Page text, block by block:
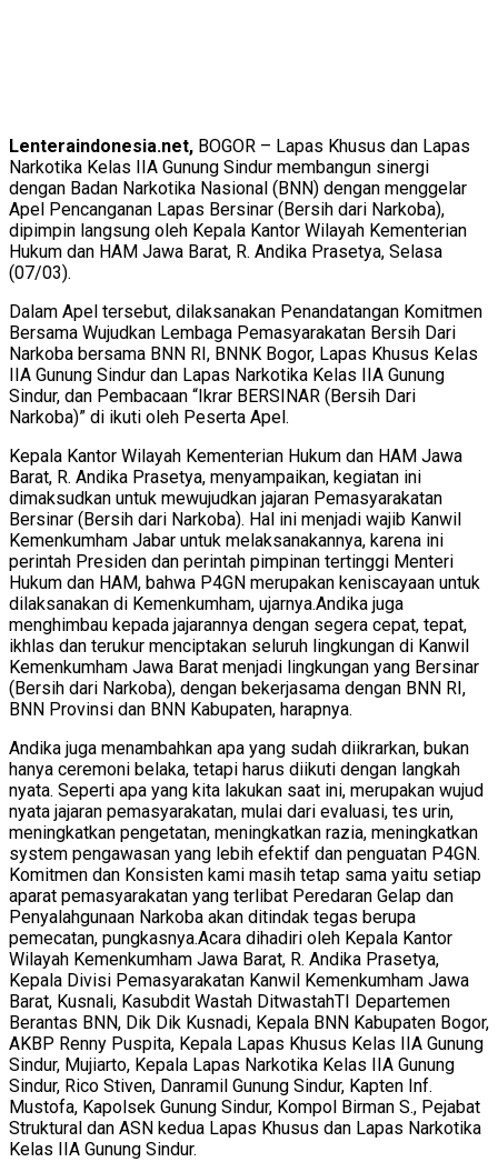
Lenteraindonesia.net, BOGOR – Lapas Khusus dan Lapas
Narkotika Kelas IIA Gunung Sindur membangun sinergi
dengan Badan Narkotika Nasional (BNN) dengan menggelar
Apel Pencanganan Lapas Bersinar (Bersih dari Narkoba),
dipimpin langsung oleh Kepala Kantor Wilayah Kementerian
Hukum dan HAM Jawa Barat, R. Andika Prasetya, Selasa
(07/03).
Dalam Apel tersebut, dilaksanakan Penandatangan Komitmen
Bersama Wujudkan Lembaga Pemasyarakatan Bersih Dari
Narkoba bersama BNN RI, BNNK Bogor, Lapas Khusus Kelas
IIA Gunung Sindur dan Lapas Narkotika Kelas IIA Gunung
Sindur, dan Pembacaan “Ikrar BERSINAR (Bersih Dari
Narkoba)” di ikuti oleh Peserta Apel.
Kepala Kantor Wilayah Kementerian Hukum dan HAM Jawa
Barat, R. Andika Prasetya, menyampaikan, kegiatan ini
dimaksudkan untuk mewujudkan jajaran Pemasyarakatan
Bersinar (Bersih dari Narkoba). Hal ini menjadi wajib Kanwil
Kemenkumham Jabar untuk melaksanakannya, karena ini
perintah Presiden dan perintah pimpinan tertinggi Menteri
Hukum dan HAM, bahwa P4GN merupakan keniscayaan untuk
dilaksanakan di Kemenkumham, ujarnya.Andika juga
menghimbau kepada jajarannya dengan segera cepat, tepat,
ikhlas dan terukur menciptakan seluruh lingkungan di Kanwil
Kemenkumham Jawa Barat menjadi lingkungan yang Bersinar
(Bersih dari Narkoba), dengan bekerjasama dengan BNN RI,
BNN Provinsi dan BNN Kabupaten, harapnya.
Andika juga menambahkan apa yang sudah diikrarkan, bukan
hanya ceremoni belaka, tetapi harus diikuti dengan langkah
nyata. Seperti apa yang kita lakukan saat ini, merupakan wujud
nyata jajaran pemasyarakatan, mulai dari evaluasi, tes urin,
meningkatkan pengetatan, meningkatkan razia, meningkatkan
system pengawasan yang lebih efektif dan penguatan P4GN.
Komitmen dan Konsisten kami masih tetap sama yaitu setiap
aparat pemasyarakatan yang terlibat Peredaran Gelap dan
Penyalahgunaan Narkoba akan ditindak tegas berupa
pemecatan, pungkasnya.Acara dihadiri oleh Kepala Kantor
Wilayah Kemenkumham Jawa Barat, R. Andika Prasetya,
Kepala Divisi Pemasyarakatan Kanwil Kemenkumham Jawa
Barat, Kusnali, Kasubdit Wastah DitwastahTI Departemen
Berantas BNN, Dik Dik Kusnadi, Kepala BNN Kabupaten Bogor,
AKBP Renny Puspita, Kepala Lapas Khusus Kelas IIA Gunung
Sindur, Mujiarto, Kepala Lapas Narkotika Kelas IIA Gunung
Sindur, Rico Stiven, Danramil Gunung Sindur, Kapten Inf.
Mustofa, Kapolsek Gunung Sindur, Kompol Birman S., Pejabat
Struktural dan ASN kedua Lapas Khusus dan Lapas Narkotika
Kelas IIA Gunung Sindur.